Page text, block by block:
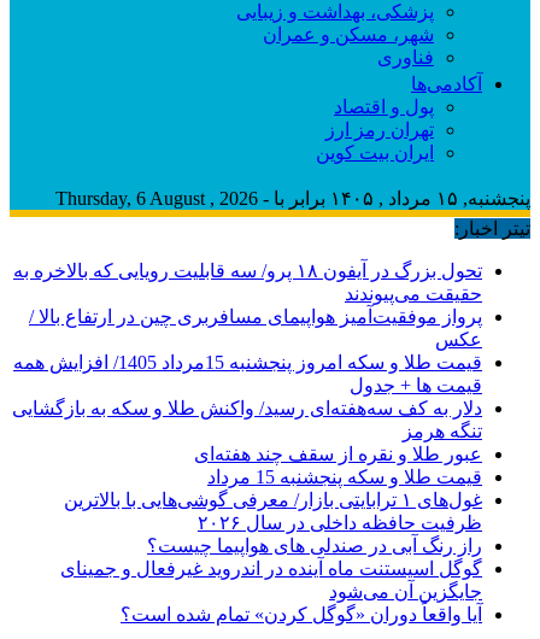
پزشکی، بهداشت و زیبایی
شهر، مسکن و عمران
فناوری
آکادمی‌ها
پول و اقتصاد
تهران رمز ارز
ایران بیت کوین
پنجشنبه, ۱۵ مرداد , ۱۴۰۵ برابر با - Thursday, 6 August , 2026
تیتر اخبار:
تحول بزرگ در آیفون ۱۸ پرو/ سه قابلیت رویایی که بالاخره به
حقیقت می‌پیوندند
پرواز موفقیت‌آمیز هواپیمای مسافربری چین در ارتفاع بالا /
عکس
قیمت طلا و سکه امروز پنجشنبه 15مرداد 1405/ افزایش همه
قیمت ها + جدول
دلار به کف سه‌هفته‌ای رسید/ واکنش طلا و سکه به بازگشایی
تنگه هرمز
عبور طلا و نقره از سقف چند هفته‌ای
قیمت طلا و سکه پنجشنبه 15 مرداد
غول‌های ۱ ترابایتی بازار/ معرفی گوشی‌هایی با بالاترین
ظرفیت حافظه داخلی در سال ۲۰۲۶
راز رنگ آبی در صندلی های هواپیما چیست؟
گوگل اسیستنت ماه آینده در اندروید غیرفعال و جمینای
جایگزین آن می‌شود
آیا واقعاً دوران «گوگل کردن» تمام شده است؟